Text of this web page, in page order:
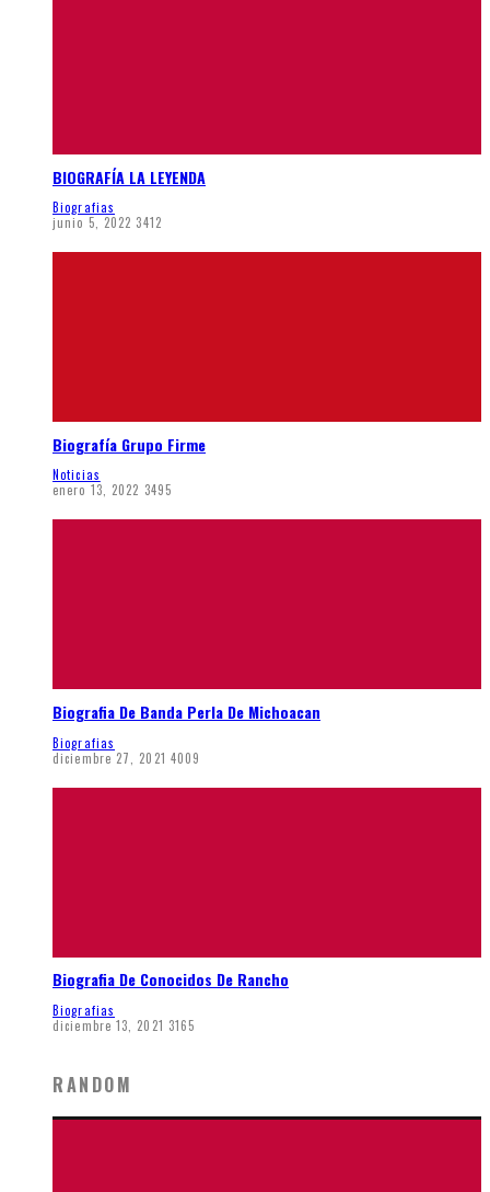
BIOGRAFÍA LA LEYENDA
Biografias
junio 5, 2022 3412
Biografía Grupo Firme
Noticias
enero 13, 2022 3495
Biografia De Banda Perla De Michoacan
Biografias
diciembre 27, 2021 4009
Biografia De Conocidos De Rancho
Biografias
diciembre 13, 2021 3165
RANDOM